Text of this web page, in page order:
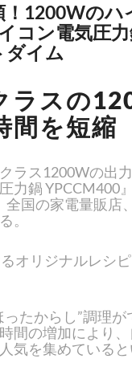
！1200Wの
コン電気圧力
ダイム
ラスの
間を短縮
ラス1200Wの出
力鍋 YPCCM400
全国の家電量販店
。
オリジナルレシ
ったからし”調理
間の増加により
気を集めていると